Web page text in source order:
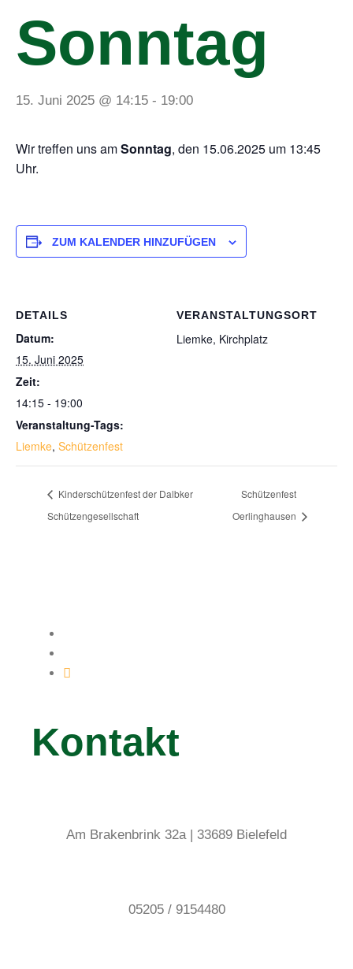
Sonntag
15. Juni 2025 @ 14:15 - 19:00
Wir treffen uns amSonntag, den 15.06.2025 um 13:45
Uhr.
ZUM KALENDER HINZUFÜGEN
DETAILS
Datum:
15. Juni 2025
Zeit:
14:15 - 19:00
Veranstaltung-Tags:
Liemke, Schützenfest
VERANSTALTUNGSORT
Liemke, Kirchplatz
Kinderschützenfest der Dalbker
Schützengesellschaft
Schützenfest
Oerlinghausen
Kontakt
Am Brakenbrink 32a | 33689 Bielefeld
05205 / 9154480